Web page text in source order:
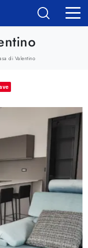
di Valentino